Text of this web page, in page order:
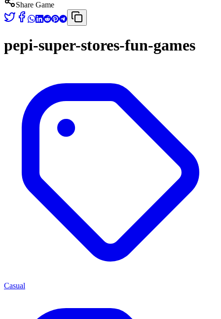
Share Game
pepi-super-stores-fun-games
Casual